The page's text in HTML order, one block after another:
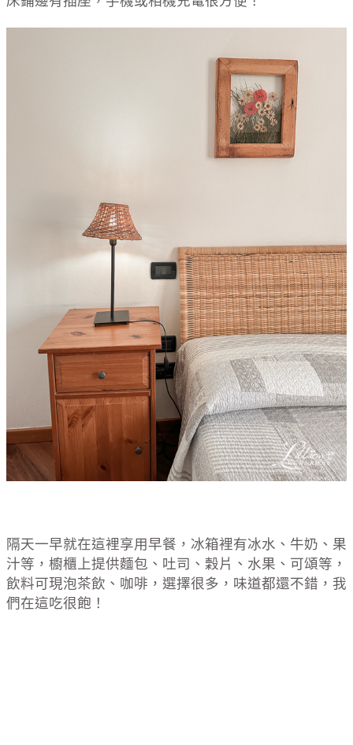
隔天一早就在這裡享用早餐，冰箱裡有冰水、牛奶、果
汁等，櫥櫃上提供麵包、吐司、穀片、水果、可頌等，
飲料可現泡茶飲、咖啡，選擇很多，味道都還不錯，我
們在這吃很飽！